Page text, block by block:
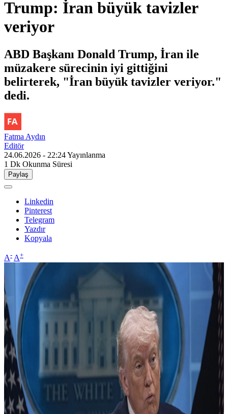
Trump: İran büyük tavizler
veriyor
ABD Başkanı Donald Trump, İran ile
müzakere sürecinin iyi gittiğini
belirterek, "İran büyük tavizler veriyor."
dedi.
Fatma Aydın
Editör
24.06.2026 - 22:24Yayınlanma
1 Dk Okunma Süresi
Paylaş
Linkedin
Pinterest
Telegram
Yazdır
Kopyala
A- A+